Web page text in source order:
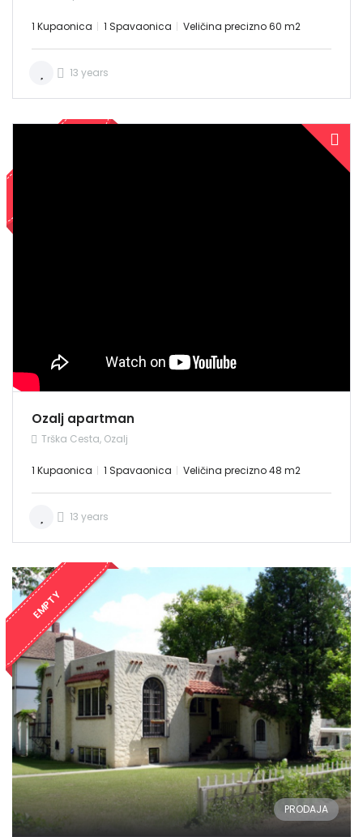
1 Kupaonica 1 Spavaonica Veličina precizno 60 m2
13 years
Ozalj apartman
Trška Cesta, Ozalj
1 Kupaonica 1 Spavaonica Veličina precizno 48 m2
13 years
EMPTY
PRODAJA